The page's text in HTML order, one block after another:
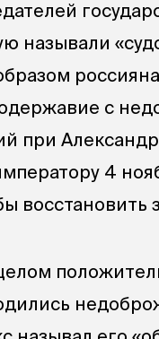
называли
с
при
4
восстановить